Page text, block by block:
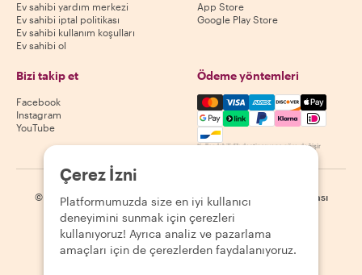
Ev sahibi yardım merkezi
Ev sahibi iptal politikası
Ev sahibi kullanım koşulları
Ev sahibi ol
App Store
Google Play Store
Bizi takip et
Facebook
Instagram
YouTube
Ödeme yöntemleri
Mastercard, Visa, Amex,
Kullanılabilirlik destinasyona göre değişir
© 2026 Withlocals.com Gizlilik Politikası | Site haritası
Çerez İzni
Platformumuzda size en iyi kullanıcı
deneyimini sunmak için çerezleri
kullanıyoruz! Ayrıca analiz ve pazarlama
amaçları için de çerezlerden faydalanıyoruz.